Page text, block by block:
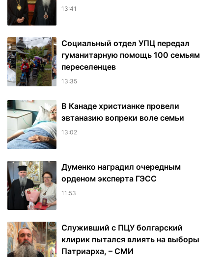
13:41
Социальный отдел УПЦ передал
гуманитарную помощь 100 семьям
переселенцев
13:35
В Канаде христианке провели
эвтаназию вопреки воле семьи
13:02
Думенко наградил очередным
орденом эксперта ГЭСС
11:53
Служивший с ПЦУ болгарский
клирик пытался влиять на выборы
Патриарха, – СМИ